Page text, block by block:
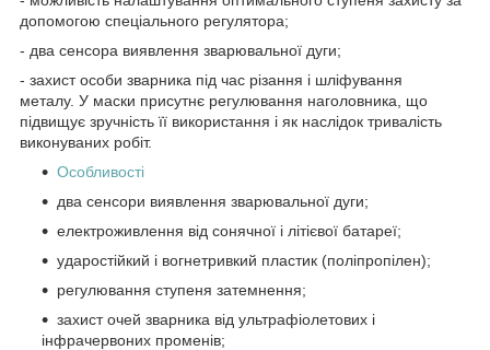
допомогою спеціального регулятора;
- два сенсора виявлення зварювальної дуги;
- захист особи зварника під час різання і шліфування
металу. У маски присутнє регулювання наголовника, що
підвищує зручність її використання і як наслідок тривалість
виконуваних робіт.
Особливості
два сенсори виявлення зварювальної дуги;
електроживлення від сонячної і літієвої батареї;
ударостійкий і вогнетривкий пластик (поліпропілен);
регулювання ступеня затемнення;
захист очей зварника від ультрафіолетових і
інфрачервоних променів;